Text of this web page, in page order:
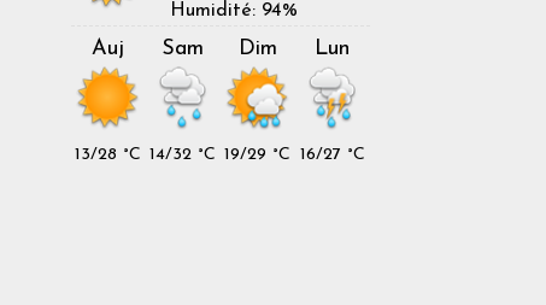
Humidité: 94%
Auj
13/28 °C
Sam
14/32 °C
Dim
19/29 °C
Lun
16/27 °C